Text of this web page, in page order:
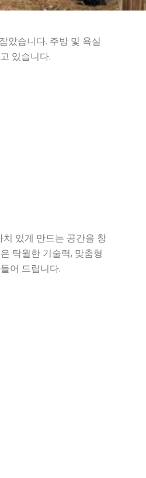
았습니다. 주방 및 욕실
있습니다.
있게 만드는 공간을 창
탁월한 기술력, 맞춤형
어 드립니다.